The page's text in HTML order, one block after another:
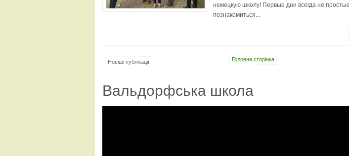
немецкую школу! Первые дни всегда не
познакомиться...
Новіші публікації Головна сторінка
Вальдорфська школа